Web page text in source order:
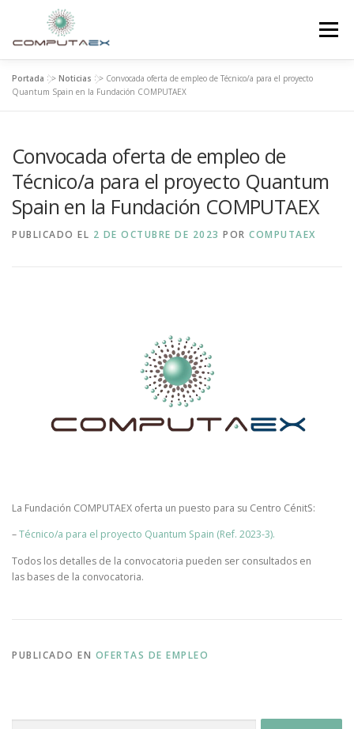
Menú
INICIO LA FUNDACIÓN
SUPERCOMPUTACIÓN NOTICIAS
INVESTIGACIÓN E INNOVACIÓN CONTACTO
Portada >> Noticias >> Convocada oferta de empleo de Técnico/a para el proyecto
Quantum Spain en la Fundación COMPUTAEX
Convocada oferta de empleo de
Técnico/a para el proyecto Quantum
Spain en la Fundación COMPUTAEX
PUBLICADO EL 2 DE OCTUBRE DE 2023 POR COMPUTAEX
La Fundación COMPUTAEX oferta un puesto para su Centro CénitS:
–Técnico/a para el proyecto Quantum Spain (Ref. 2023-3).
Todos los detalles de la convocatoria pueden ser consultados en
las bases de la convocatoria.
PUBLICADO EN OFERTAS DE EMPLEO